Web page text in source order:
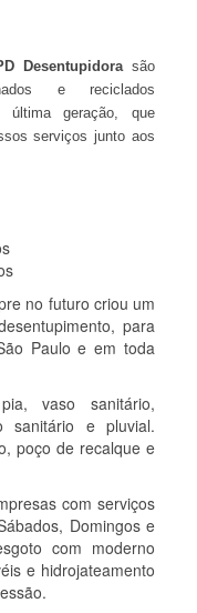
Desentupidorasão
e reciclados
última geração, que
serviços junto aos
no futuro criou um
para
Paulo e em toda
vaso sanitário,
sanitário e pluvial.
poço de recalque e
com serviços
Domingos e
com moderno
e hidrojateamento